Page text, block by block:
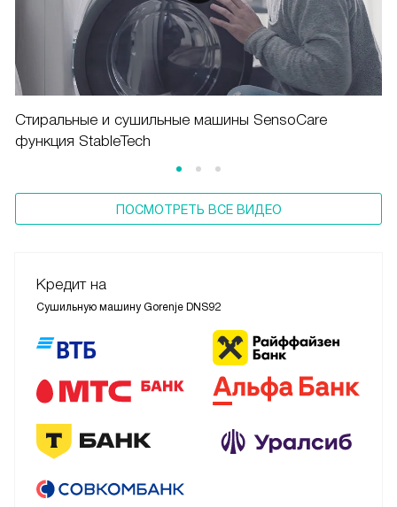
Стиральные и сушильные машины SensoCare
функция StableTech
ПОСМОТРЕТЬ ВСЕ ВИДЕО
Кредит на
Сушильную машину Gorenje DNS92